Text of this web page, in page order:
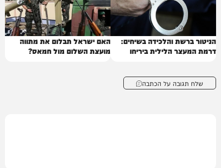
הניטור ברשת והלכידה בשיחים:
דרמת המעצר הלילית ביריחו
האם ישראל תבלום את מתווה
מועצת השלום מול חמאס?
שלח תגובה על הכתבה